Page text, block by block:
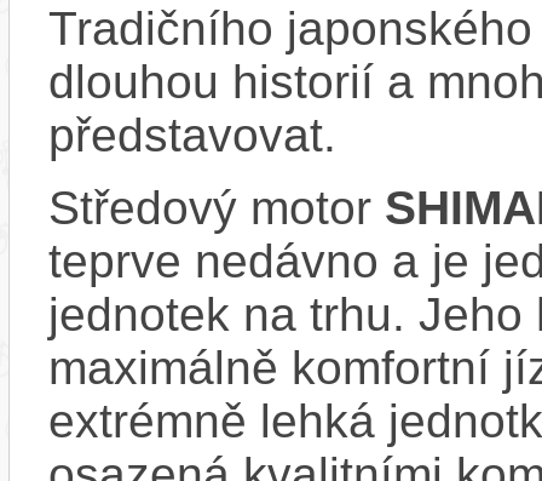
Tradičního
dlouhou historií a
představovat.
Středový motor
teprve nedávno a je
jednotek na trhu.
maximálně komfortní
extrémně lehká